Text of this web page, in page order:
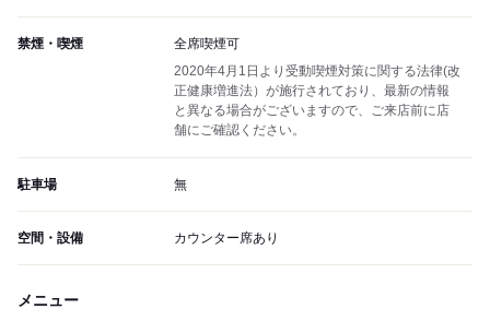
禁煙・喫煙
全席喫煙可
2020年4月1日より受動喫煙対策に関する法律(改
正健康増進法）が施行されており、最新の情報
と異なる場合がございますので、ご来店前に店
舗にご確認ください。
駐車場 無
空間・設備 カウンター席あり
メニュー